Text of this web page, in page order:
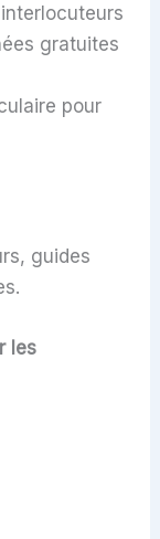
gratuites
pour
guides
les